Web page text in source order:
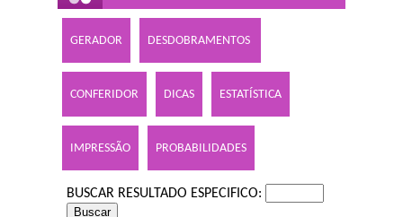
GERADOR DESDOBRAMENTOS
CONFERIDOR DICAS ESTATÍSTICA
IMPRESSÃO PROBABILIDADES
BUSCAR RESULTADO ESPECIFICO: